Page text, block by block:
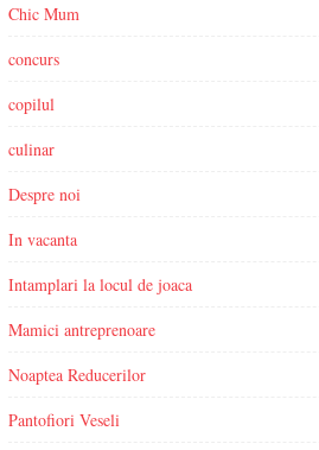
Chic Mum
concurs
copilul
culinar
Despre noi
In vacanta
Intamplari la locul de joaca
Mamici antreprenoare
Noaptea Reducerilor
Pantofiori Veseli